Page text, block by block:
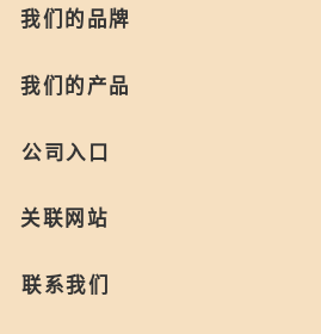
我们的品牌
我们的产品
公司入口
关联网站
联系我们